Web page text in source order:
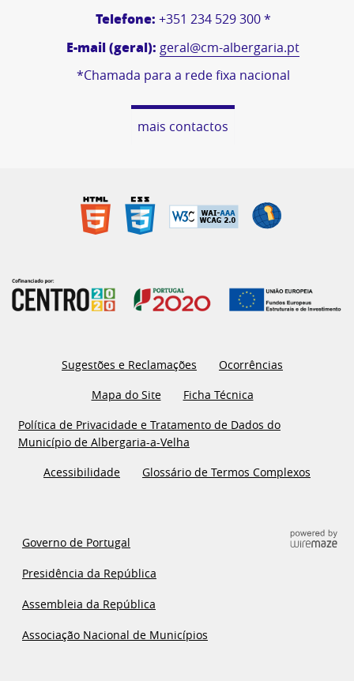
Telefone: +351 234 529 300 *
E-mail (geral): geral@cm-albergaria.pt
*Chamada para a rede fixa nacional
mais contactos
Sugestões e Reclamações
Ocorrências
Mapa do Site
Ficha Técnica
Política de Privacidade e Tratamento de Dados do
Município de Albergaria-a-Velha
Acessibilidade
Glossário de Termos Complexos
Governo de Portugal
Presidência da República
Assembleia da República
Associação Nacional de Municípios